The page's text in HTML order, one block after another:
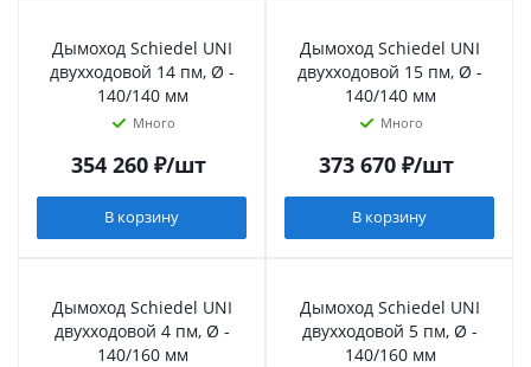
Дымоход Schiedel UNI
двухходовой 14 пм, Ø -
140/140 мм
Много
354 260₽/шт
В корзину
Дымоход Schiedel UNI
двухходовой 15 пм, Ø -
140/140 мм
Много
373 670₽/шт
В корзину
Дымоход Schiedel UNI
двухходовой 4 пм, Ø -
140/160 мм
Дымоход Schiedel UNI
двухходовой 5 пм, Ø -
140/160 мм